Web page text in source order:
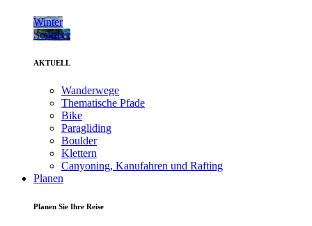
Winter
Sommer
AKTUELL
Wanderwege
Thematische Pfade
Bike
Paragliding
Boulder
Klettern
Canyoning, Kanufahren und Rafting
Planen
Planen Sie Ihre Reise